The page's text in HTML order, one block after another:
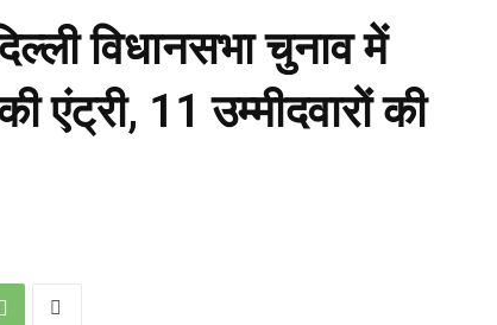
विधानसभा चुनाव में
एंट्री, 11 उम्मीदवारों की